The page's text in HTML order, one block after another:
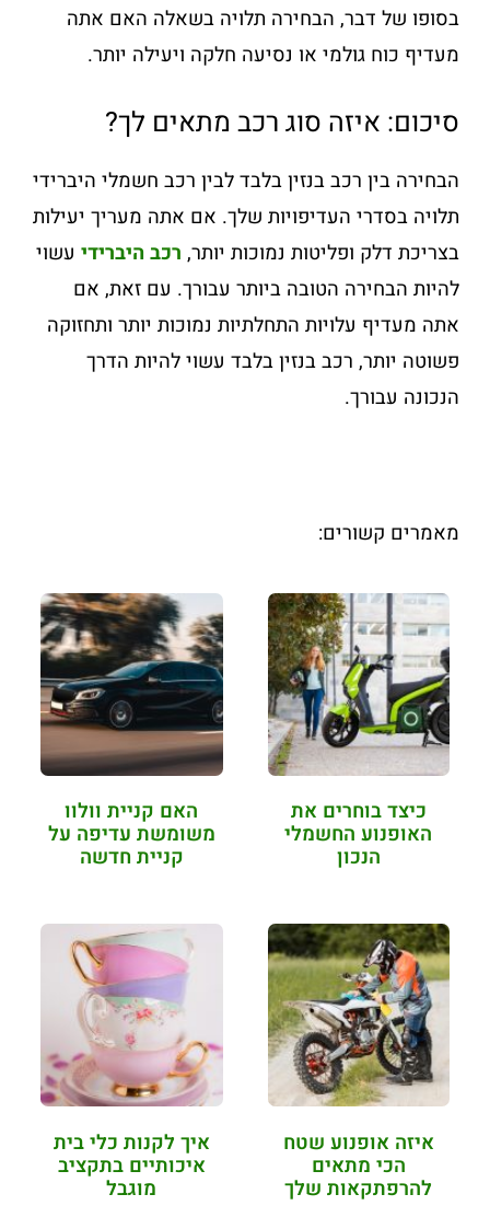
בסופו של דבר, הבחירה תלויה בשאלה האם אתה
מעדיף כוח גולמי או נסיעה חלקה ויעילה יותר.
סיכום: איזה סוג רכב מתאים לך?
הבחירה בין רכב בנזין בלבד לבין רכב חשמלי היברידי
תלויה בסדרי העדיפויות שלך. אם אתה מעריך יעילות
בצריכת דלק ופליטות נמוכות יותר, רכב היברידי עשוי
להיות הבחירה הטובה ביותר עבורך. עם זאת, אם
אתה מעדיף עלויות התחלתיות נמוכות יותר ותחזוקה
פשוטה יותר, רכב בנזין בלבד עשוי להיות הדרך
הנכונה עבורך.
מאמרים קשורים:
כיצד בוחרים את
האופנוע החשמלי
הנכון
האם קניית וולוו
משומשת עדיפה על
קניית חדשה
איזה אופנוע שטח
הכי מתאים
להרפתקאות שלך
איך לקנות כלי בית
איכותיים בתקציב
מוגבל